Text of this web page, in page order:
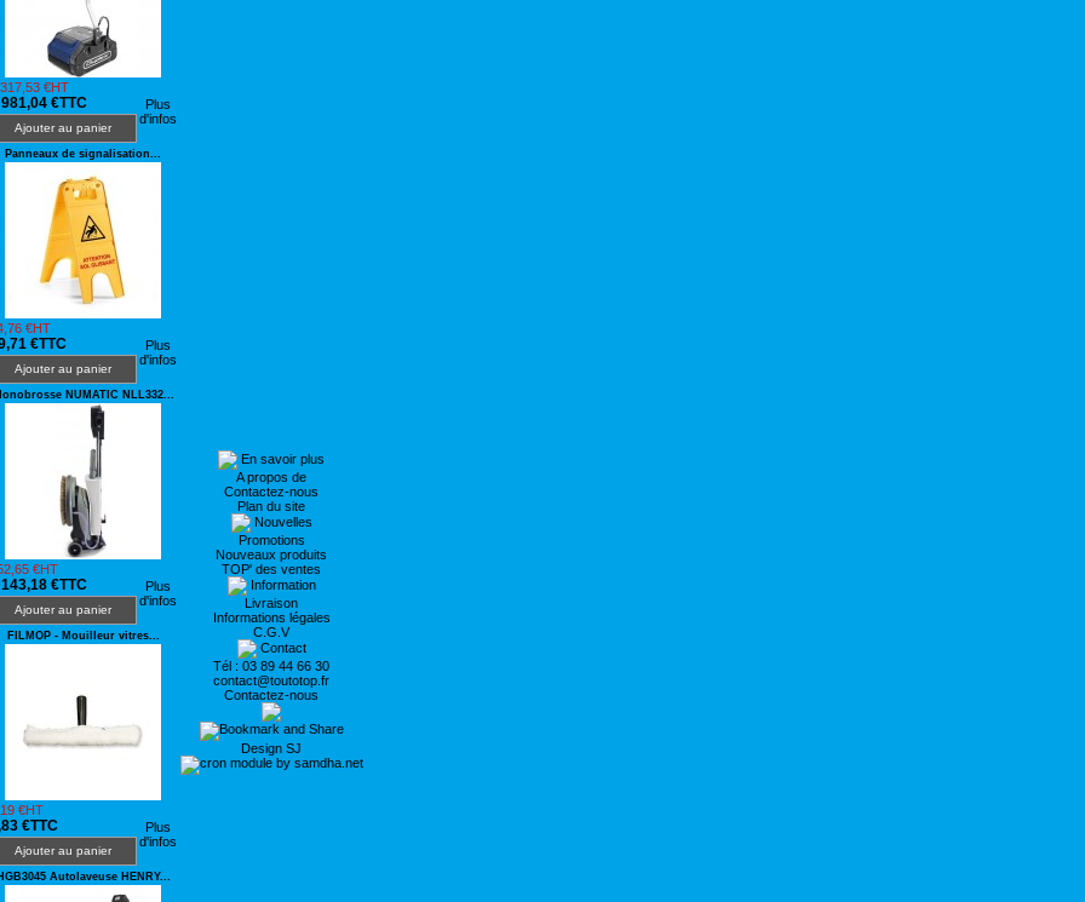
€HT
€TTC
Plus
d'infos
Ajouter au panier
Panneaux de signalisation...
€HT
€TTC
Plus
d'infos
Ajouter au panier
NUMATIC NLL332...
€HT
€TTC
Plus
d'infos
Ajouter au panier
FILMOP - Mouilleur vitres...
€HT
€TTC
Plus
d'infos
Ajouter au panier
HGB3045 Autolaveuse HENRY...
En savoir plus
A propos de
Contactez-nous
Plan du site
Nouvelles
Promotions
Nouveaux produits
TOP' des ventes
Information
Livraison
Informations légales
C.G.V
Contact
Tél : 03 89 44 66 30
contact@toutotop.fr
Contactez-nous
Design SJ